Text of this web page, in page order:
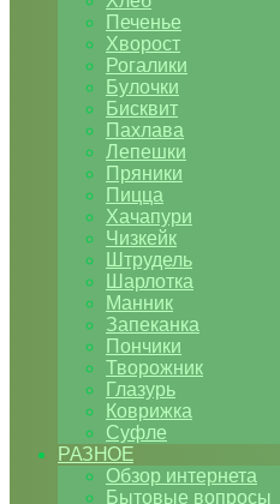
Печенье
Хворост
Рогалики
Булочки
Бисквит
Пахлава
Лепешки
Пряники
Пицца
Хачапури
Чизкейк
Штрудель
Шарлотка
Манник
Запеканка
Пончики
Творожник
Глазурь
Коврижка
Суфле
РАЗНОЕ
Обзор интернета
Бытовые вопросы